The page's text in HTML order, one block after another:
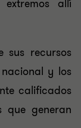
allí
sus recursos
y los
calificados
que generan